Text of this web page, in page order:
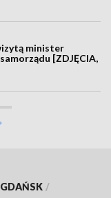
minister
[ZDJĘCIA,
GDAŃSK /